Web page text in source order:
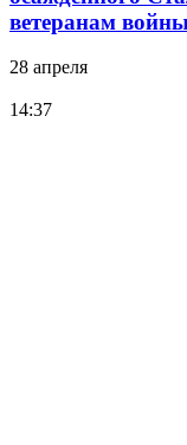
ветеранам
28 апреля
14:37